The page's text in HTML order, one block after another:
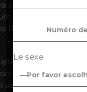
son prix augmenter
pour envoyer
11 %. Pour les
aussi son tarif
pesant
augmentent
Le sexe